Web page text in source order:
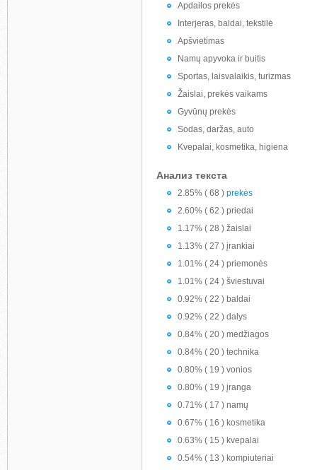
Apdailos prekės
Interjeras, baldai, tekstilė
Apšvietimas
Namų apyvoka ir buitis
Sportas, laisvalaikis, turizmas
Žaislai, prekės vaikams
Gyvūnų prekės
Sodas, daržas, auto
Kvepalai, kosmetika, higiena
Анализ текста
2.85% ( 68 ) prekės
2.60% ( 62 ) priedai
1.17% ( 28 ) žaislai
1.13% ( 27 ) įrankiai
1.01% ( 24 ) priemonės
1.01% ( 24 ) šviestuvai
0.92% ( 22 ) baldai
0.92% ( 22 ) dalys
0.84% ( 20 ) medžiagos
0.84% ( 20 ) technika
0.80% ( 19 ) vonios
0.80% ( 19 ) įranga
0.71% ( 17 ) namų
0.67% ( 16 ) kosmetika
0.63% ( 15 ) kvepalai
0.54% ( 13 ) kompiuteriai